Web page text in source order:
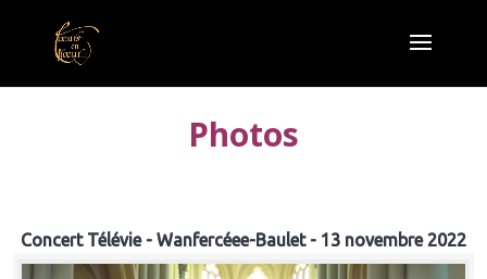
Photos
Concert Télévie - Wanfercéee-Baulet - 13 novembre 2022